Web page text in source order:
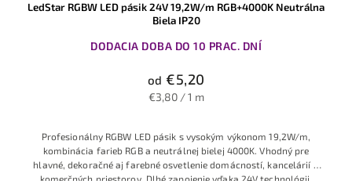
LedStar RGBW LED pásik 24V 19,2W/m RGB+4000K Neutrálna
Biela IP20
DODACIA DOBA DO 10 PRAC. DNÍ
od €5,20
€3,80 / 1 m
Profesionálny RGBW LEDpásik s vysokým výkonom 19,2W/m,
kombinácia farieb RGBa neutrálnej bielej 4000K. Vhodný pre
hlavné, dekoračné aj farebné osvetlenie domácností, kancelárií a
komerčných priestorov. Dlhézapojenie vďaka 24V technológii.